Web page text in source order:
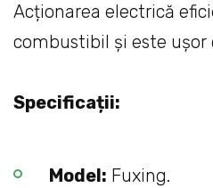
Acționarea electrică
combustibil și este
Specificații:
Model: Fuxing.